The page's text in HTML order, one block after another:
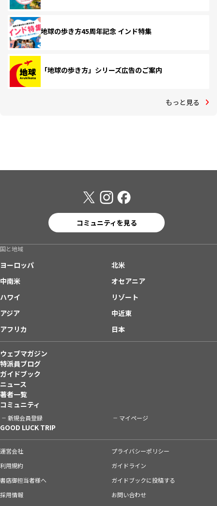
地球の歩き方45周年記念 インド特集
「地球の歩き方」シリーズ広告のご案内
もっと見る
コミュニティを見る
国と地域
ヨーロッパ
北米
中南米
オセアニア
ハワイ
リゾート
アジア
中近東
アフリカ
日本
ウェブマガジン
特派員ブログ
ガイドブック
ニュース
著者一覧
コミュニティ
新規会員登録 マイページ
GOOD LUCK TRIP
運営会社
プライバシーポリシー
利用規約
ガイドライン
書店御担当者様へ
ガイドブックに投稿する
採用情報
お問い合わせ